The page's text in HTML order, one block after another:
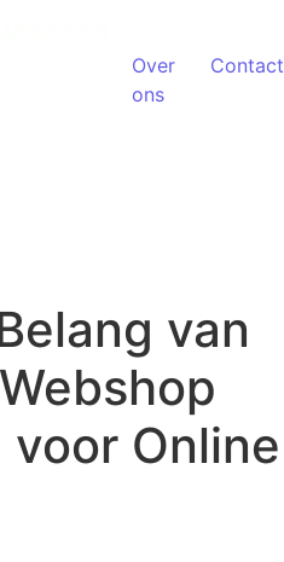
Over
ons
Contact
van
Online